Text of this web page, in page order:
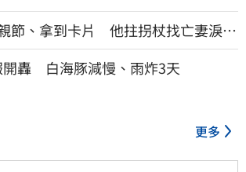
節、拿到卡片 他拄拐杖找亡妻淚：
我慶祝
開轟 白海豚減慢、雨炸3天
更多